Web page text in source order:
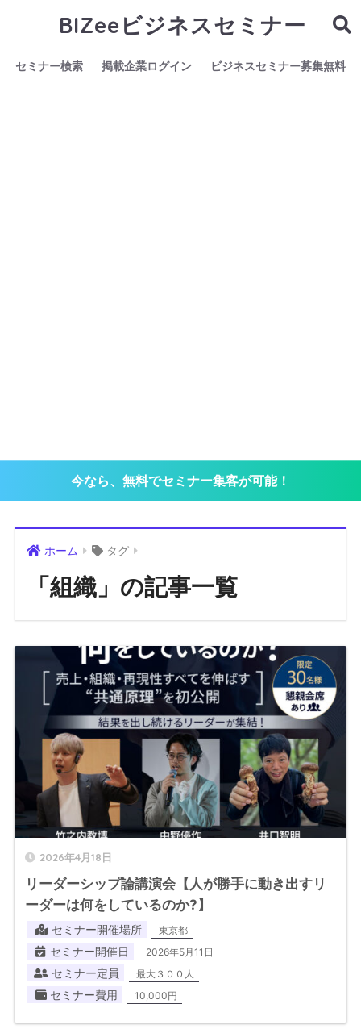
BIZeeビジネスセミナー
セミナー検索 掲載企業ログイン ビジネスセミナー募集無料
今なら、無料でセミナー集客が可能！
ホーム タグ
「組織」の記事一覧
2026年4月18日
リーダーシップ論講演会【人が勝手に動き出すリ
ーダーは何をしているのか?】
セミナー開催場所 東京都
セミナー開催日 2026年5月11日
セミナー定員 最大３００人
セミナー費用 10,000円